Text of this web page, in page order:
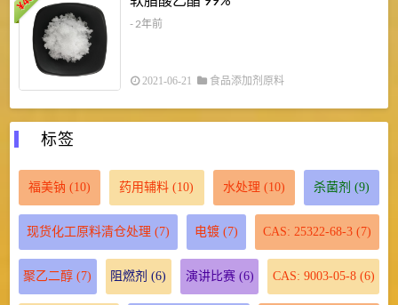
¥
- 2年前
2021-06-21 食品添加剂原料
标签
福美钠 (10) 药用辅料 (10) 水处理 (10) 杀菌剂 (9)
现货化工原料清仓处理 (7) 电镀 (7) CAS: 25322-68-3 (7)
聚乙二醇 (7) 阻燃剂 (6) 演讲比赛(6) CAS: 9003-05-8(6)